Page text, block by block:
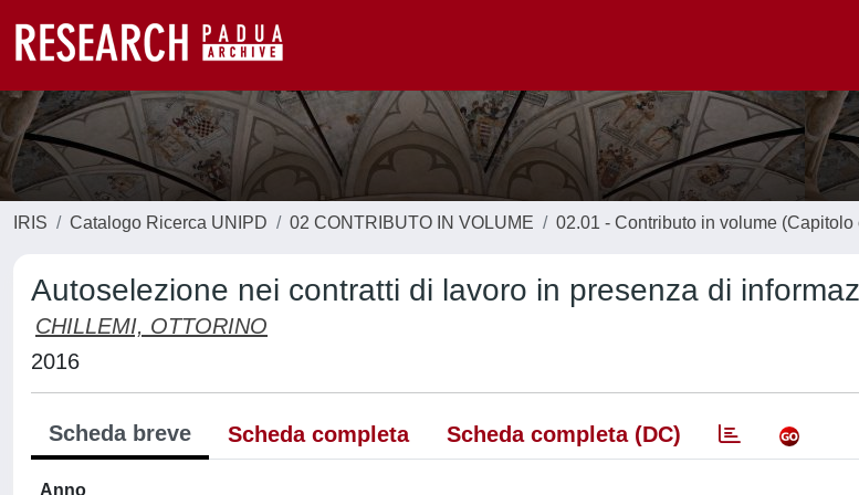
IRIS Catalogo Ricerca UNIPD 02 CONTRIBUTO IN VOLUME 02.01 - Contributo in volume (Capitolo
Autoselezione nei contratti di lavoro in presenza di
CHILLEMI, OTTORINO
2016
Scheda breve Scheda completa Scheda completa (DC)
Anno